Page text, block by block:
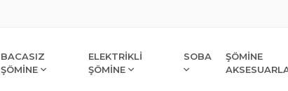
BACASIZ
ŞÖMİNE
ELEKTRİKLİ
ŞÖMİNE
SOBA
ŞÖMİNE